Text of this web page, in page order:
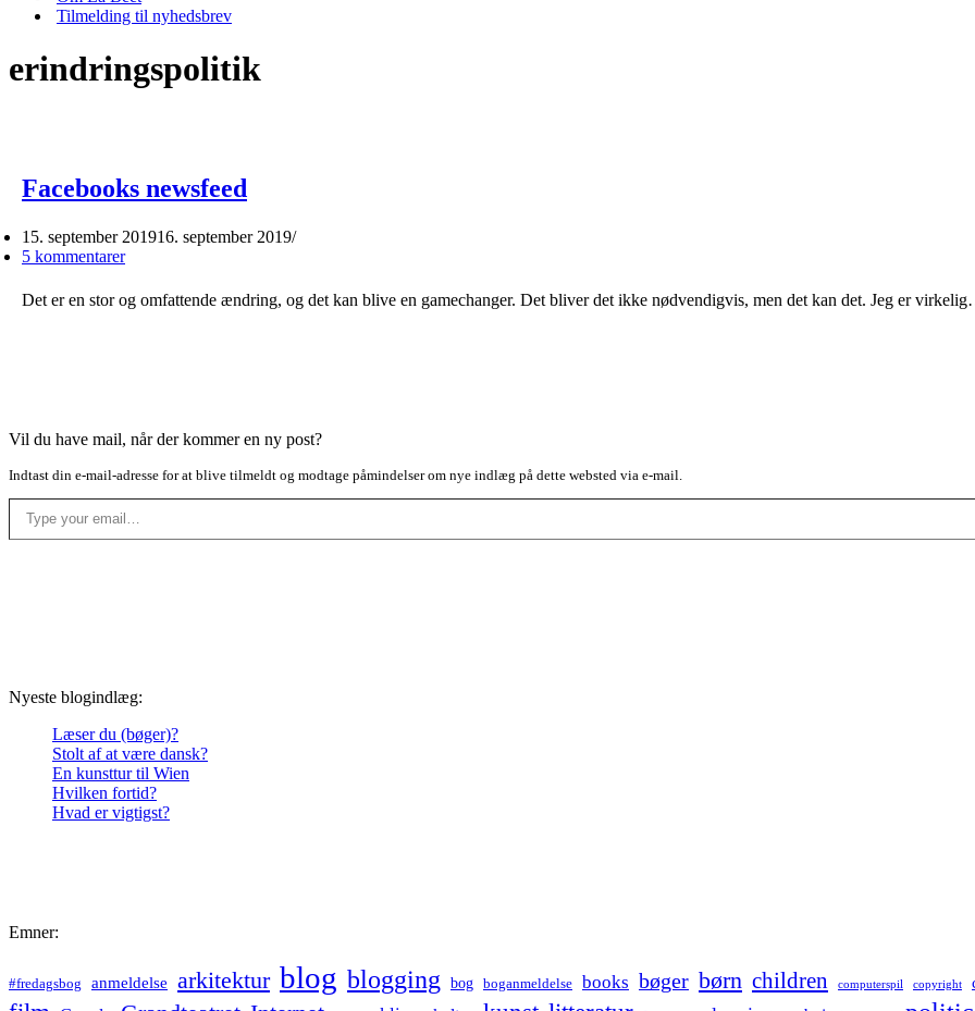
Tilmelding til nyhedsbrev
erindringspolitik
Facebooks newsfeed
15. september 201916. september 2019
5 kommentarer
Det er en stor og omfattende ændring, og det kan blive en gamechanger. Det bliver det ikke nødvendigvis, men det kan det. Jeg er
Vil du have mail, når der kommer en ny post?
Indtast din e-mail-adresse for at blive tilmeldt og modtage påmindelser om nye indlæg på dette websted via e-mail.
Type your email…
Nyeste blogindlæg:
Læser du (bøger)?
Stolt af at være dansk?
En kunsttur til Wien
Hvilken fortid?
Hvad er vigtigst?
Emner:
#fredagsbog anmeldelse arkitektur blog blogging bog boganmeldelse books bøger børn children computerspil copyright